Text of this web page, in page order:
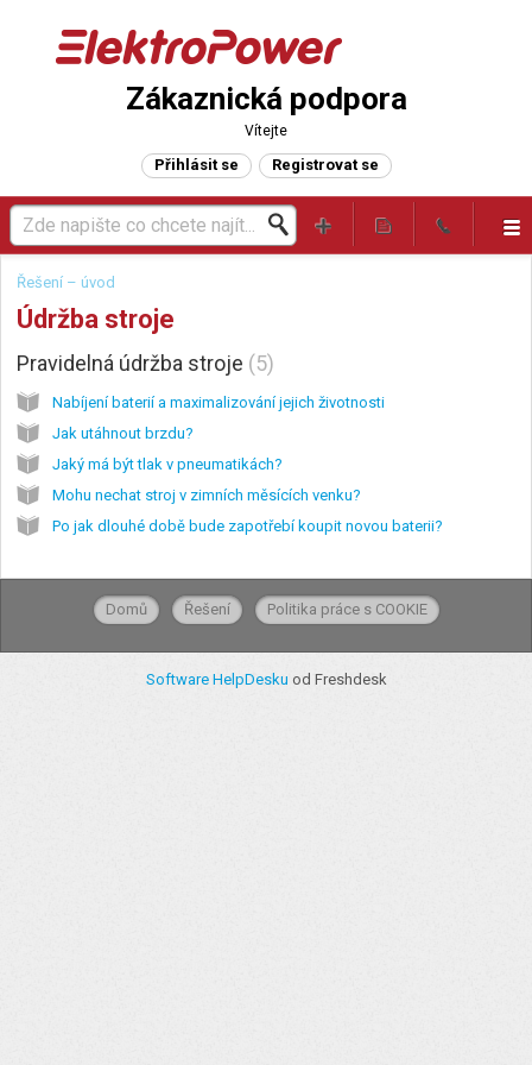
Zákaznická podpora
Vítejte
Přihlásit se Registrovat se
Řešení – úvod
Údržba stroje
Pravidelná údržba stroje 5
Nabíjení baterií a maximalizování jejich životnosti
Jak utáhnout brzdu?
Jaký má být tlak v pneumatikách?
Mohu nechat stroj v zimních měsících venku?
Po jak dlouhé době bude zapotřebí koupit novou baterii?
Domů Řešení Politika práce s COOKIE
Software HelpDesku od Freshdesk